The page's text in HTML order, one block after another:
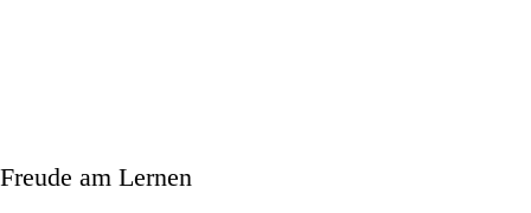
Freude am Lernen